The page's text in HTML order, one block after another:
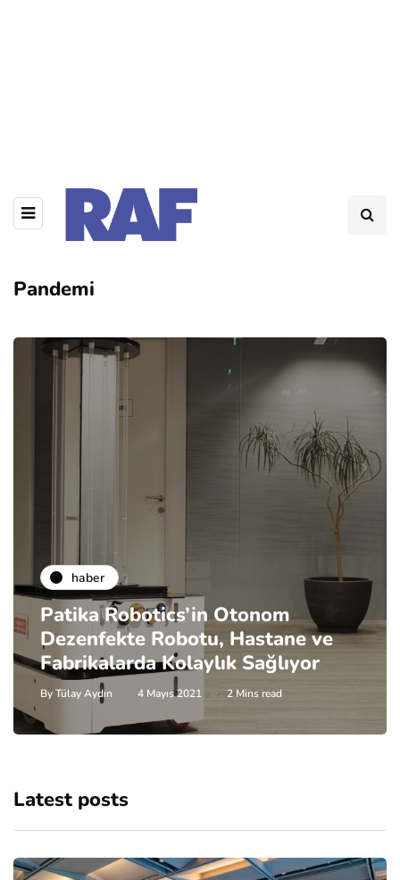
Pandemi
haber
Patika Robotics’in Otonom
Dezenfekte Robotu, Hastane ve
Fabrikalarda Kolaylık Sağlıyor
ByTülay Aydın 4 Mayıs 2021 2 Mins read
Latest posts